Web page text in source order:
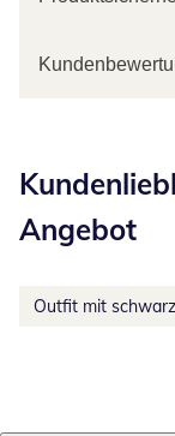
Angebot
Outfit mit